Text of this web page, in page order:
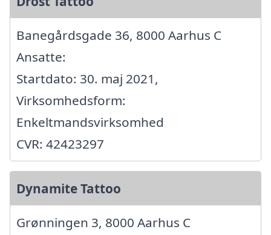
Banegårdsgade 36, 8000 Aarhus C
Ansatte:
Startdato: 30. maj 2021,
Virksomhedsform:
Enkeltmandsvirksomhed
CVR: 42423297
Dynamite Tattoo
Grønningen 3, 8000 Aarhus C